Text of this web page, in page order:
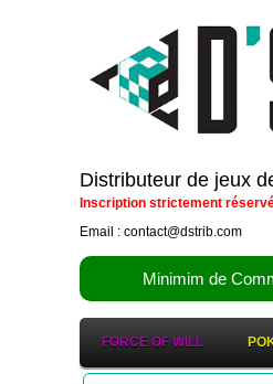
Distributeur de jeux
Inscription strictement
Email : contact@dstrib.com
Minimim de
FORCE OF WILL